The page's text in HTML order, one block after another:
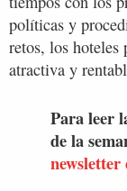
políticas y
retos, los hoteles
atractiva y
Para leer
de la
newsletter